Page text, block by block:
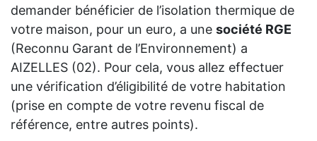
demander bénéficier de l’isolation thermique de
votre maison, pour un euro, a une société RGE
(Reconnu Garant de l’Environnement) a
AIZELLES (02). Pour cela, vous allez effectuer
une vérification d’éligibilité de votre habitation
(prise en compte de votre revenu fiscal de
référence, entre autres points).